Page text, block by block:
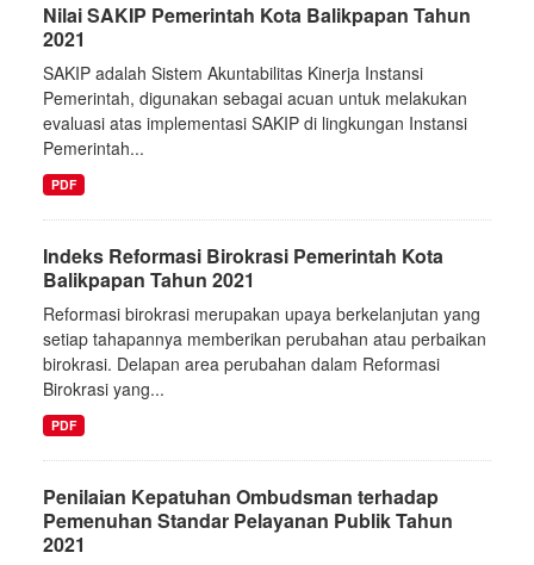
Nilai SAKIP Pemerintah Kota Balikpapan Tahun
2021
SAKIP adalah Sistem Akuntabilitas Kinerja Instansi
Pemerintah, digunakan sebagai acuan untuk melakukan
evaluasi atas implementasi SAKIP di lingkungan Instansi
Pemerintah...
PDF
Indeks Reformasi Birokrasi Pemerintah Kota
Balikpapan Tahun 2021
Reformasi birokrasi merupakan upaya berkelanjutan yang
setiap tahapannya memberikan perubahan atau perbaikan
birokrasi. Delapan area perubahan dalam Reformasi
Birokrasi yang...
PDF
Penilaian Kepatuhan Ombudsman terhadap
Pemenuhan Standar Pelayanan Publik Tahun
2021